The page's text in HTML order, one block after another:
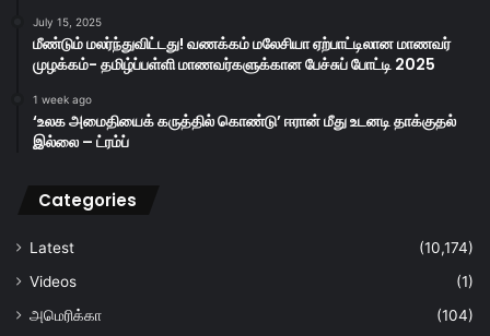
July 15, 2025
மீண்டும் மலர்ந்துவிட்டது! வணக்கம் மலேசியா ஏற்பாட்டிலான மாணவர்
முழக்கம்- தமிழ்ப்பள்ளி மாணவர்களுக்கான பேச்சுப் போட்டி 2025
1 week ago
‘உலக அமைதியைக் கருத்தில் கொண்டு’ ஈரான் மீது உடனடி தாக்குதல்
இல்லை – ட்ரம்ப்
Categories
Latest
(10,174)
Videos
(1)
அமெரிக்கா
(104)